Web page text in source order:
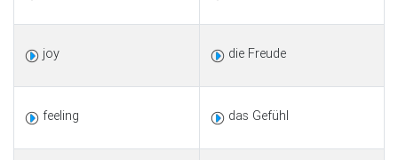
joy die Freude
feeling das Gefühl